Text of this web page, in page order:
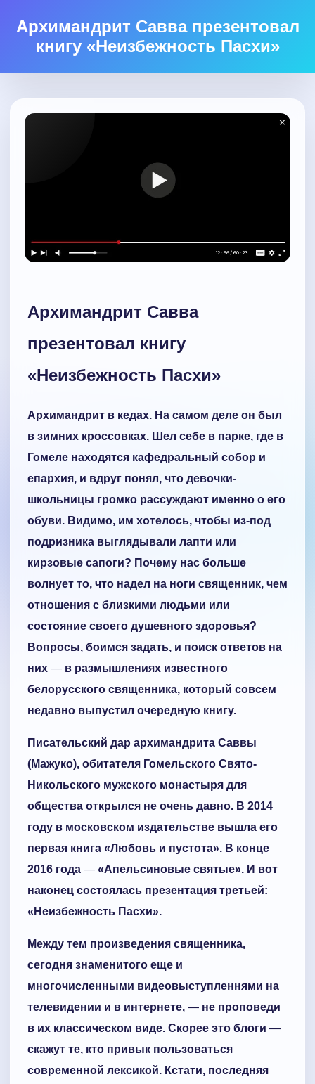
Архимандрит Савва презентовал
книгу «Неизбежность Пасхи»
Архимандрит Савва
презентовал книгу
«Неизбежность Пасхи»
Архимандрит в кедах. На самом деле он был
в зимних кроссовках. Шел себе в парке, где в
Гомеле находятся кафедральный собор и
епархия, и вдруг понял, что девочки-
школьницы громко рассуждают именно о его
обуви. Видимо, им хотелось, чтобы из-под
подризника выглядывали лапти или
кирзовые сапоги? Почему нас больше
волнует то, что надел на ноги священник, чем
отношения с близкими людьми или
состояние своего душевного здоровья?
Вопросы, боимся задать, и поиск ответов на
них — в размышлениях известного
белорусского священника, который совсем
недавно выпустил очередную книгу.
Писательский дар архимандрита Саввы
(Мажуко), обитателя Гомельского Свято-
Никольского мужского монастыря для
общества открылся не очень давно. В 2014
году в московском издательстве вышла его
первая книга «Любовь и пустота». В конце
2016 года — «Апельсиновые святые». И вот
наконец состоялась презентация третьей:
«Неизбежность Пасхи».
Между тем произведения священника,
сегодня знаменитого еще и
многочисленными видеовыступленнями на
телевидении и в интернете, — не проповеди
в их классическом виде. Скорее это блоги —
скажут те, кто привык пользоваться
современной лексикой. Кстати, последняя